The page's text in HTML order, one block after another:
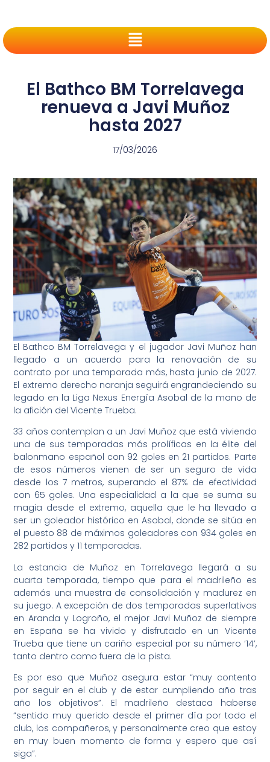
El Bathco BM Torrelavega
renueva a Javi Muñoz
hasta 2027
17/03/2026
El Bathco BM Torrelavega y el jugador Javi Muñoz han
llegado a un acuerdo para la renovación de su
contrato por una temporada más, hasta junio de 2027.
El extremo derecho naranja seguirá engrandeciendo su
legado en la Liga Nexus Energía Asobal de la mano de
la afición del Vicente Trueba.
33 años contemplan a un Javi Muñoz que está viviendo
una de sus temporadas más prolíficas en la élite del
balonmano español con 92 goles en 21 partidos. Parte
de esos números vienen de ser un seguro de vida
desde los 7 metros, superando el 87% de efectividad
con 65 goles. Una especialidad a la que se suma su
magia desde el extremo, aquella que le ha llevado a
ser un goleador histórico en Asobal, donde se sitúa en
el puesto 88 de máximos goleadores con 934 goles en
282 partidos y 11 temporadas.
La estancia de Muñoz en Torrelavega llegará a su
cuarta temporada, tiempo que para el madrileño es
además una muestra de consolidación y madurez en
su juego. A excepción de dos temporadas superlativas
en Aranda y Logroño, el mejor Javi Muñoz de siempre
en España se ha vivido y disfrutado en un Vicente
Trueba que tiene un cariño especial por su número ‘14’,
tanto dentro como fuera de la pista.
Es por eso que Muñoz asegura estar “muy contento
por seguir en el club y de estar cumpliendo año tras
año los objetivos”. El madrileño destaca haberse
“sentido muy querido desde el primer día por todo el
club, los compañeros, y personalmente creo que estoy
en muy buen momento de forma y espero que así
siga”.